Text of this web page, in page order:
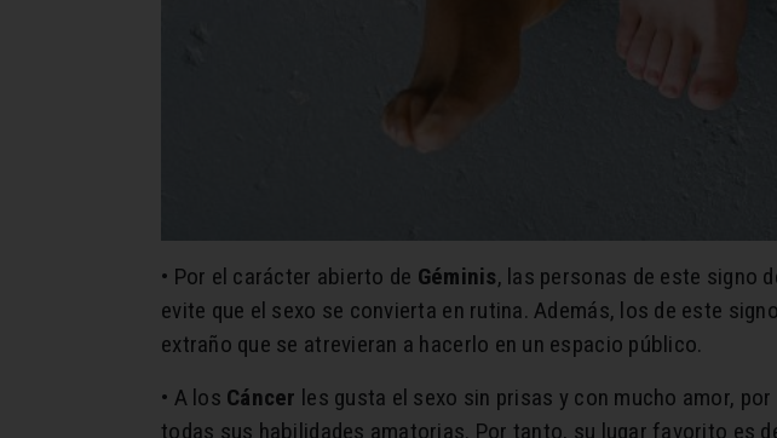
• Por el carácter abierto de Géminis, las personas de este signo
evite que el sexo se convierta en rutina. Además, los de este
extraño que se atrevieran a hacerlo en un espacio público.
• A los Cáncer les gusta el sexo sin prisas y con mucho amor,
todas sus habilidades amatorias. Por tanto, su lugar favorito es